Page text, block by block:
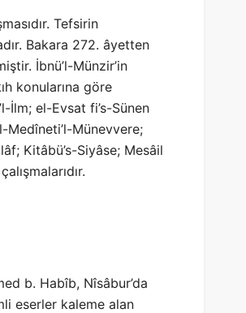
Tefsirin
Bakara 272. âyetten
İbnü’l-Münzir’in
konularına göre
İlm; el-Evsat fi’s-Sünen
Medîneti’l-Münevvere;
Kitâbü’s-Siyâse; Mesâil
b. Habîb, Nîsâbur’da
eserler kaleme alan